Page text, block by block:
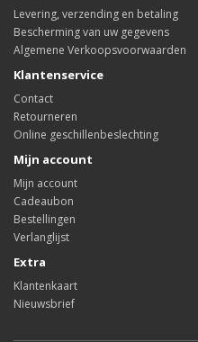
Levering, verzending en betaling
Bescherming van uw gegevens
Algemene Verkoopsvoorwaarden
Klantenservice
Contact
Retourneren
Online geschillenbeslechting
Mijn account
Mijn account
Cadeaubon
Bestellingen
Verlanglijst
Extra
Klantenkaart
Nieuwsbrief